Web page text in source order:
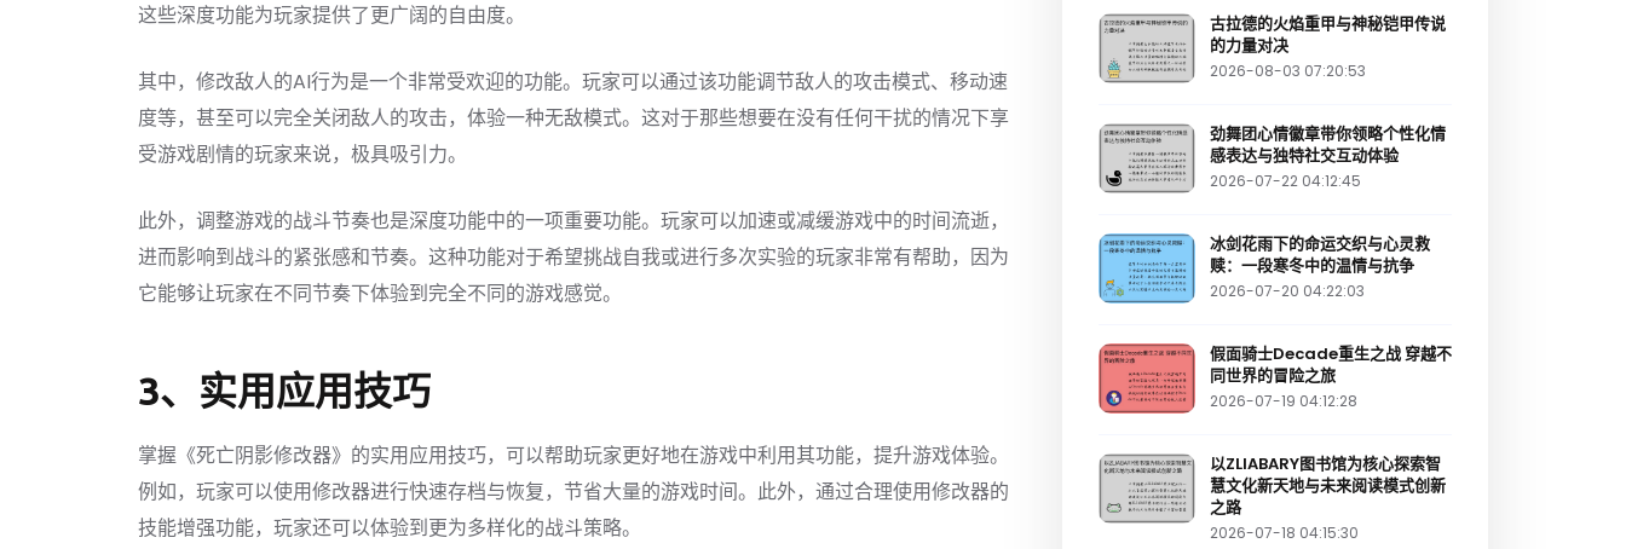
这些深度功能为玩家提供了更广阔的自由度。
其中，修改敌人的AI行为是一个非常受欢迎的功能。玩家可以通过该功能调节敌人的攻击模式、移动速
度等，甚至可以完全关闭敌人的攻击，体验一种无敌模式。这对于那些想要在没有任何干扰的情况下享
受游戏剧情的玩家来说，极具吸引力。
此外，调整游戏的战斗节奏也是深度功能中的一项重要功能。玩家可以加速或减缓游戏中的时间流逝，
进而影响到战斗的紧张感和节奏。这种功能对于希望挑战自我或进行多次实验的玩家非常有帮助，因为
它能够让玩家在不同节奏下体验到完全不同的游戏感觉。
3、实用应用技巧
掌握《死亡阴影修改器》的实用应用技巧，可以帮助玩家更好地在游戏中利用其功能，提升游戏体验。
例如，玩家可以使用修改器进行快速存档与恢复，节省大量的游戏时间。此外，通过合理使用修改器的
技能增强功能，玩家还可以体验到更为多样化的战斗策略。
古拉德的火焰重甲与神秘铠甲传说
的力量对决
2026-08-03 07:20:53
劲舞团心情徽章带你领略个性化情
感表达与独特社交互动体验
2026-07-22 04:12:45
冰剑花雨下的命运交织与心灵救
赎：一段寒冬中的温情与抗争
2026-07-20 04:22:03
假面骑士Decade重生之战 穿越不
同世界的冒险之旅
2026-07-19 04:12:28
以ZLIABARY图书馆为核心探索智
慧文化新天地与未来阅读模式创新
之路
2026-07-18 04:15:30